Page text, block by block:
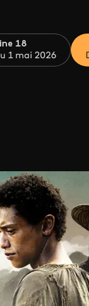
18
1 mai 2026